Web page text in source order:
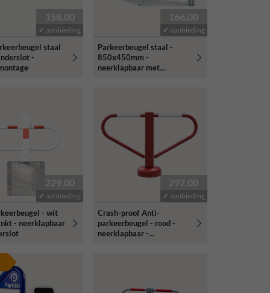
158,00
✔ aanbieding
staal
-
166,00
✔ aanbieding
Parkeerbeugel staal -
850x450mm -
neerklapbaar met
229,00
✔ aanbieding
- wit
- neerklapbaar
297,00
✔ aanbieding
Crash-proof Anti-
parkeerbeugel - rood -
neerklapbaar -